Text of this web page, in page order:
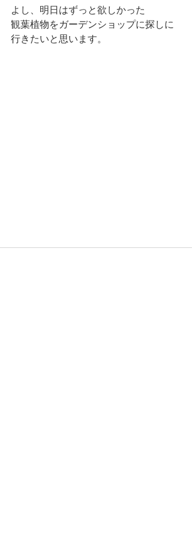
よし、明日はずっと欲しかった
観葉植物をガーデンショップに探しに
行きたいと思います。